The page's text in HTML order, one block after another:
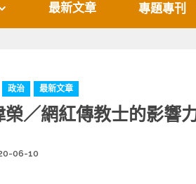
最新文章 專題專刊
政治 最新文章
榮／網紅傳教士的影響
06-10